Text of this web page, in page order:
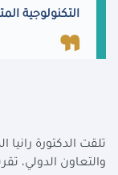
التكنولوجية
تلقت الدكتورة
والتعاون الدولي،